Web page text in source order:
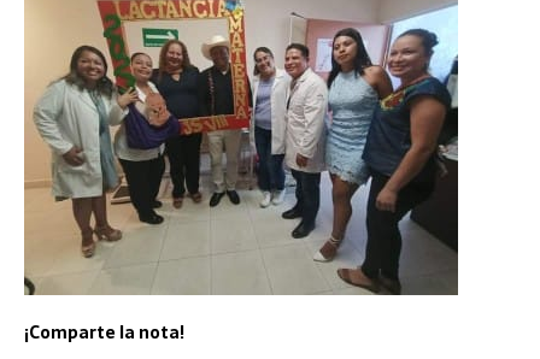
¡Comparte la nota!